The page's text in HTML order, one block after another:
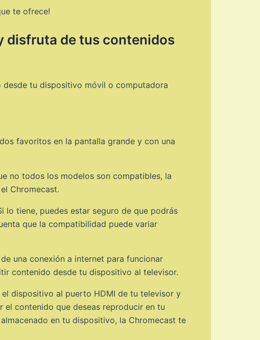
te ofrece!
disfruta de tus contenidos
tu dispositivo móvil o computadora
favoritos en la pantalla grande y con una
no todos los modelos son compatibles, la
Chromecast.
lo tiene, puedes estar seguro de que podrás
que la compatibilidad puede variar
una conexión a internet para funcionar
contenido desde tu dispositivo al televisor.
dispositivo al puerto HDMI de tu televisor y
contenido que deseas reproducir en tu
en tu dispositivo, la Chromecast te